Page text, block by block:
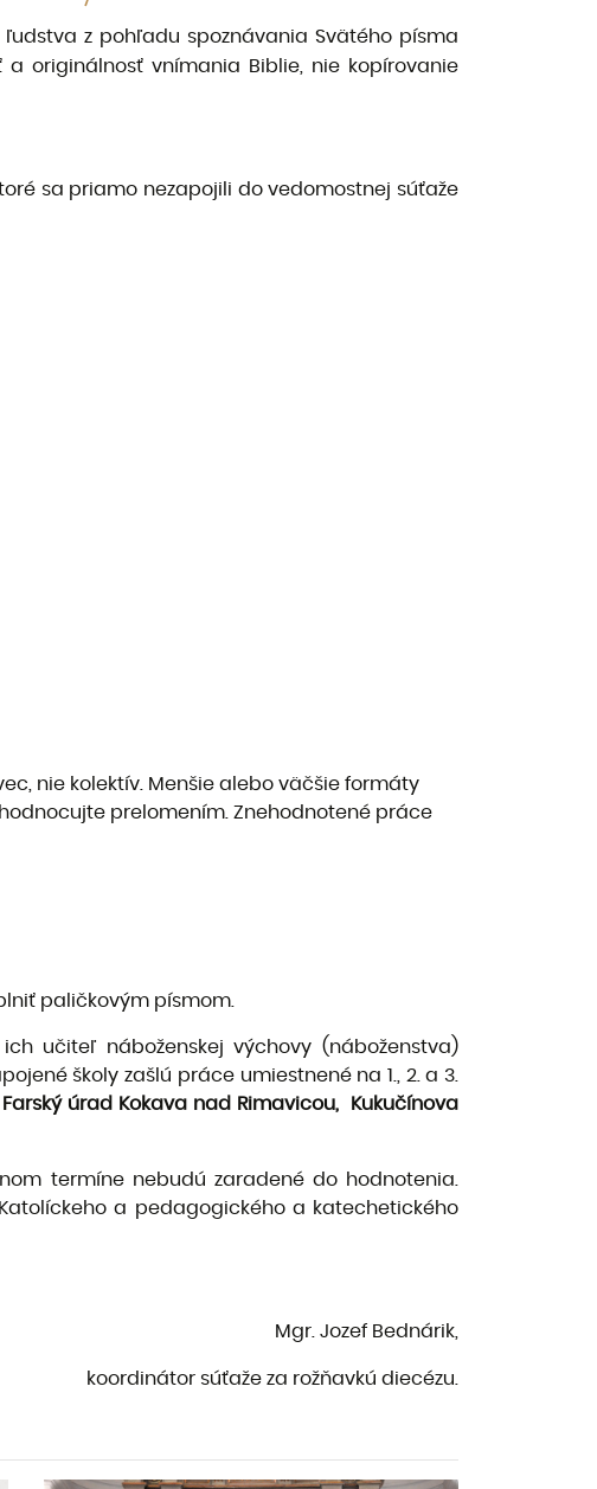
z pohľadu spoznávania Svätého písma
originálnosť vnímania Biblie, nie kopírovanie
sa priamo nezapojili do vedomostnej súťaže
nie kolektív. Menšie alebo väčšie formáty
prelomením. Znehodnotené práce
paličkovým písmom.
učiteľ náboženskej výchovy (náboženstva)
školy zašlú práce umiestnené na 1., 2. a 3.
Farský úrad Kokava nad Rimavicou,
Kukučínova
termíne nebudú zaradené do hodnotenia.
a pedagogického a katechetického
Bednárik,
za rožňavkú diecézu.